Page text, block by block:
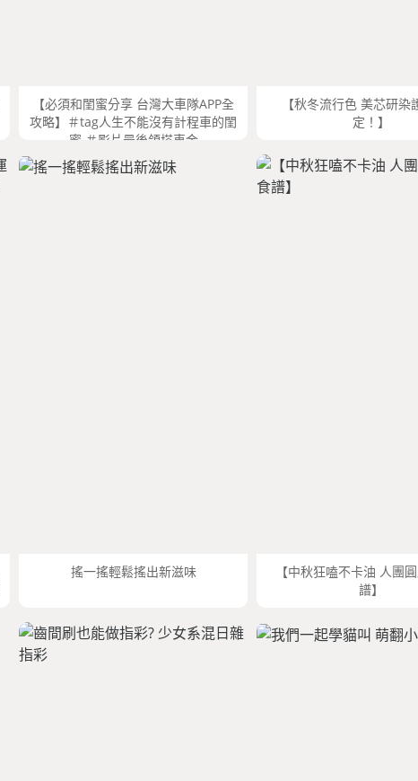
【必須和閨蜜分享 台灣大車隊APP全
攻略】＃tag人生不能沒有計程車的閨
蜜 ＃影片最後領搭車金
【秋冬流行色 美芯研染
定！】
搖一搖輕鬆搖出新滋味
【中秋狂嗑不卡油 人團
譜】